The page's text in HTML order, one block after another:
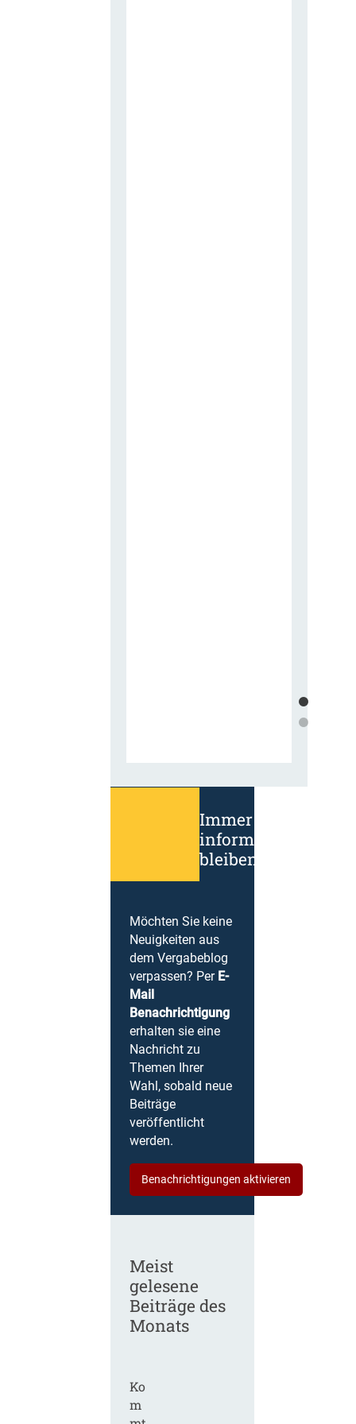
Immer
informiert
bleiben!
Möchten Sie keine
Neuigkeiten aus
dem Vergabeblog
verpassen? Per E-
Mail
Benachrichtigung
erhalten sie eine
Nachricht zu
Themen Ihrer
Wahl, sobald neue
Beiträge
veröffentlicht
werden.
Benachrichtigungen aktivieren
Meist
gelesene
Beiträge des
Monats
Ko
m